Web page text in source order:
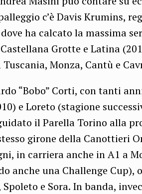
c’è Davis Krumins,
ha calcato la massima
Grotte e Latina
Monza, Cantù e
“Bobo” Corti, con tanti
e Loreto (stagione
il Parella Torino alla
girone della Canottieri
in carriera anche in A1 a
anche una Challenge
e Sora. In banda,